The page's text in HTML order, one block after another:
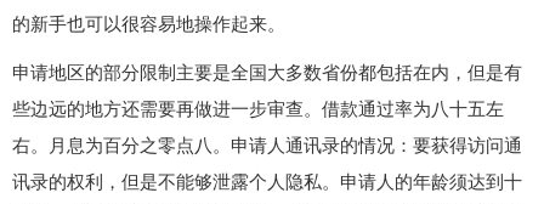
的新手也可以很容易地操作起来。
申请地区的部分限制主要是全国大多数省份都包括在内，但是有
些边远的地方还需要再做进一步审查。借款通过率为八十五左
右。月息为百分之零点八。申请人通讯录的情况：要获得访问通
讯录的权利，但是不能够泄露个人隐私。申请人的年龄须达到十